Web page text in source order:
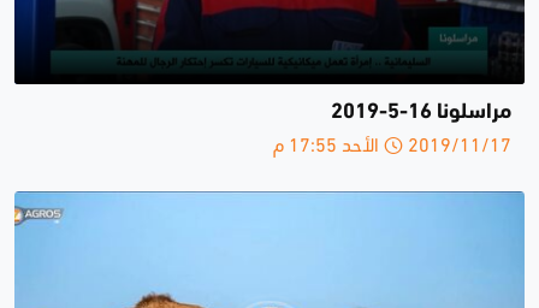
مراسلونا 16-5-2019
2019/11/17 الأحد 17:55 م